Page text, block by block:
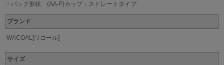
・バック形状 (AA-F)カップ：ストレートタイプ
ブランド
WACOAL[ワコール]
サイズ